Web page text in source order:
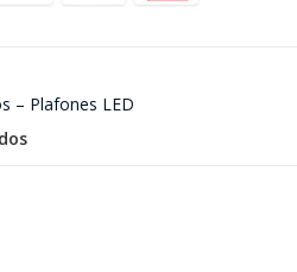
– Plafones LED